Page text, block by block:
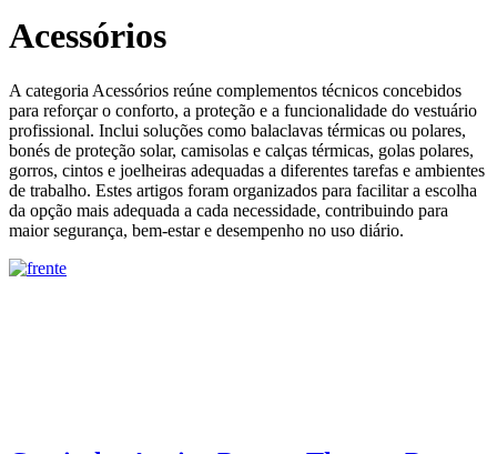
Acessórios
A categoria Acessórios reúne complementos técnicos concebidos
para reforçar o conforto, a proteção e a funcionalidade do vestuário
profissional. Inclui soluções como balaclavas térmicas ou polares,
bonés de proteção solar, camisolas e calças térmicas, golas polares,
gorros, cintos e joelheiras adequadas a diferentes tarefas e ambientes
de trabalho. Estes artigos foram organizados para facilitar a escolha
da opção mais adequada a cada necessidade, contribuindo para
maior segurança, bem‑estar e desempenho no uso diário.